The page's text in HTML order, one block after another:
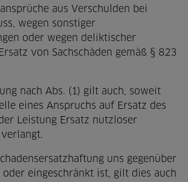
aus Verschulden bei
wegen sonstiger
oder wegen deliktischer
von Sachschäden gemäß § 823
nach Abs. (1) gilt auch, soweit
eines Anspruchs auf Ersatz des
Leistung Ersatz nutzloser
uns gegenüber
oder eingeschränkt ist, gilt dies auch